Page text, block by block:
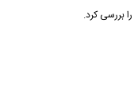
را بررسی کرد.